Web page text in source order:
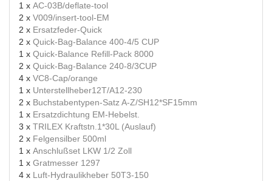
1 x AC-03B/deflate-tool
2 x V009/insert-tool-EM
2 x Ersatzfeder-Quick
2 x Quick-Bag-Balance 400-4/5 CUP
1 x Quick-Balance Refill-Pack 8000
2 x Quick-Bag-Balance 240-8/3CUP
4 x VC8-Cap/orange
1 x Unterstellheber12T/A12-230
2 x Buchstabentypen-Satz A-Z/SH12*SF15mm
1 x Ersatzdichtung EM-Hebelst.
3 x TRILEX Kraftstn.1*30L (Auslauf)
2 x Felgensilber 500ml
1 x Anschlußset LKW 1/2 Zoll
1 x Gratmesser 1297
4 x Luft-Hydraulikheber 50T3-150